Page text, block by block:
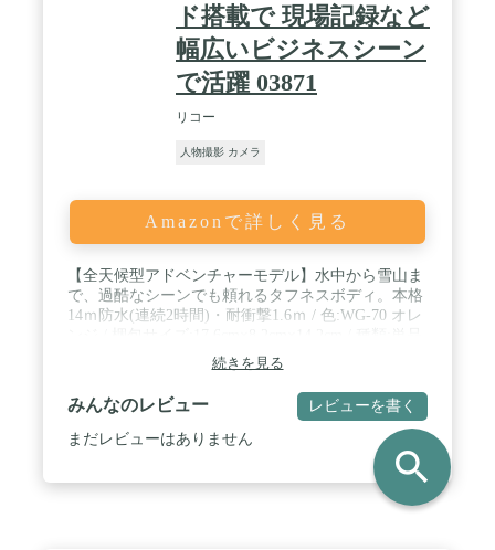
ド搭載で 現場記録など
幅広いビジネスシーン
で活躍 03871
リコー
人物撮影 カメラ
Amazonで詳しく見る
【全天候型アドベンチャーモデル】水中から雪山ま
で、過酷なシーンでも頼れるタフネスボディ。本格
14ｍ防水(連続2時間)・耐衝撃1.6ｍ / 色:WG-70 オレ
続きを見る
みんなのレビュー レビューを書く
まだレビューはありません
search